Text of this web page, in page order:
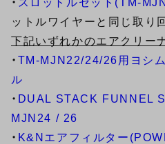
・ スロットルセット(TM-
ットルワイヤーと同じ取り
下記いずれかのエアクリー
・ TM-MJN22/24/26用ヨシ
ル
・ DUAL STACK FUNNEL
MJN24 / 26
・ K&Nエアフィルター